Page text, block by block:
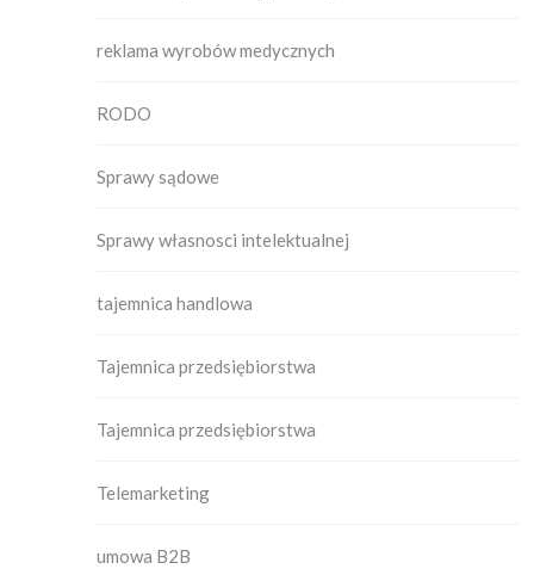
reklama wyrobów medycznych
RODO
Sprawy sądowe
Sprawy własnosci intelektualnej
tajemnica handlowa
Tajemnica przedsiębiorstwa
Tajemnica przedsiębiorstwa
Telemarketing
umowa B2B